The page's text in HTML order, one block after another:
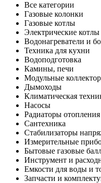
Все категории
Газовые колонки
Газовые котлы
Электрические котлы
Водонагреватели и
Техника для кухни
Водоподготовка
Камины, печи
Модульные
Дымоходы
Климатическая
Насосы
Радиаторы отопления
Сантехника
Стабилизаторы
Измерительные
Бытовые газовые
Инструмент и
Емкости для воды и
Запчасти и